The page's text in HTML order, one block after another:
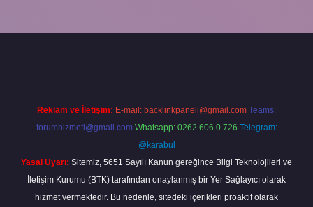
Reklam ve İletişim: E-mail: backlinkpaneli@gmail.com Teams:
forumhizmeti@gmail.com Whatsapp: 0262 606 0 726 Telegram:
@karabul
Yasal Uyarı: Sitemiz, 5651 Sayılı Kanun gereğince Bilgi Teknolojileri ve
İletişim Kurumu (BTK) tarafından onaylanmış bir Yer Sağlayıcı olarak
hizmet vermektedir. Bu nedenle, sitedeki içerikleri proaktif olarak